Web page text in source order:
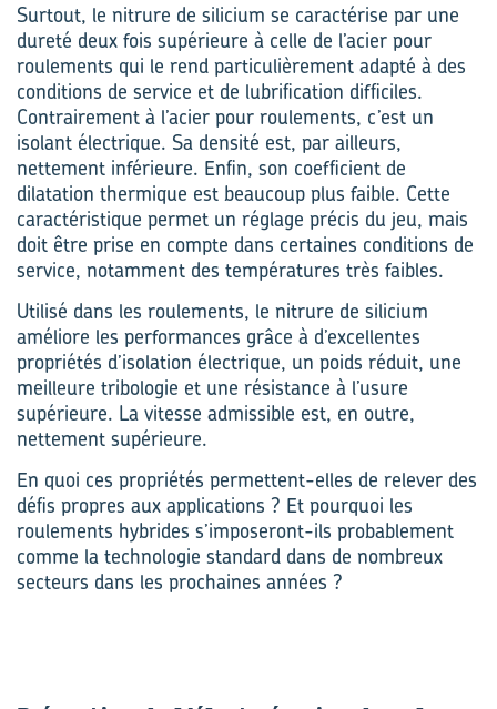
Surtout, le nitrure de silicium se caractérise par une
dureté deux fois supérieure à celle de l’acier pour
roulements qui le rend particulièrement adapté à des
conditions de service et de lubrification difficiles.
Contrairement à l’acier pour roulements, c’est un
isolant électrique. Sa densité est, par ailleurs,
nettement inférieure. Enfin, son coefficient de
dilatation thermique est beaucoup plus faible. Cette
caractéristique permet un réglage précis du jeu, mais
doit être prise en compte dans certaines conditions de
service, notamment des températures très faibles.
Utilisé dans les roulements, le nitrure de silicium
améliore les performances grâce à d’excellentes
propriétés d’isolation électrique, un poids réduit, une
meilleure tribologie et une résistance à l’usure
supérieure. La vitesse admissible est, en outre,
nettement supérieure.
En quoi ces propriétés permettent-elles de relever des
défis propres aux applications ? Et pourquoi les
roulements hybrides s’imposeront-ils probablement
comme la technologie standard dans de nombreux
secteurs dans les prochaines années ?